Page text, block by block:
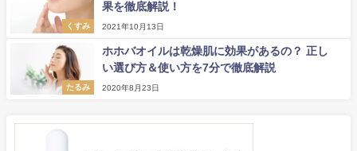
くすみ
果を徹底解説！
2021年10月13日
たるみ
ホホバオイルは乾燥肌に効果があるの？ 正し
い選び方＆使い方を7分で徹底解説
2020年8月23日